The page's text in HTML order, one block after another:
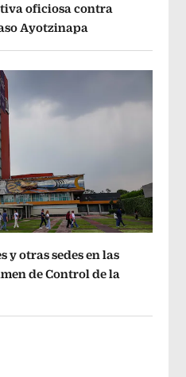
oficiosa contra
Ayotzinapa
y otras sedes en las
de Control de la